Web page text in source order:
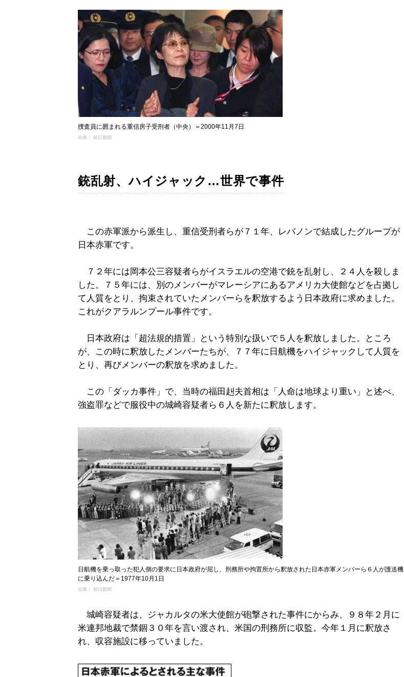
捜査員に囲まれる重信房子受刑者（中央）＝2000年11月7日
出典： 朝日新聞
銃乱射、ハイジャック…世界で事件
この赤軍派から派生し、重信受刑者らが７１年、レバノンで結成したグループが
日本赤軍です。
７２年には岡本公三容疑者らがイスラエルの空港で銃を乱射し、２４人を殺しま
した。７５年には、別のメンバーがマレーシアにあるアメリカ大使館などを占拠し
て人質をとり、拘束されていたメンバーらを釈放するよう日本政府に求めました。
これがクアラルンプール事件です。
日本政府は「超法規的措置」という特別な扱いで５人を釈放しました。ところ
が、この時に釈放したメンバーたちが、７７年に日航機をハイジャックして人質を
とり、再びメンバーの釈放を求めました。
この「ダッカ事件」で、当時の福田赳夫首相は「人命は地球より重い」と述べ、
強盗罪などで服役中の城崎容疑者ら６人を新たに釈放します。
日航機を乗っ取った犯人側の要求に日本政府が屈し、刑務所や拘置所から釈放された日本赤軍メンバーら６人が護送機
に乗り込んだ＝1977年10月1日
出典： 朝日新聞
城崎容疑者は、ジャカルタの米大使館が砲撃された事件にからみ、９８年２月に
米連邦地裁で禁錮３０年を言い渡され、米国の刑務所に収監。今年１月に釈放さ
れ、収容施設に移っていました。